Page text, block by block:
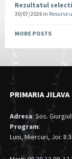
Rezultatul
30/07/2026 in Resurse
MORE POSTS
PRIMARIA JILAVA
Adresa: Sos.
Program:
Luni, Miercuri, Joi: